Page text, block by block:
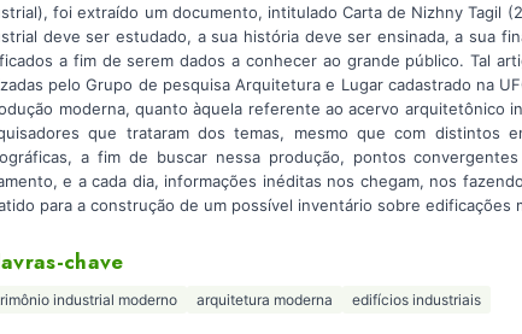
foi extraído um documento, intitulado Carta de Nizhny Tagil
deve ser estudado, a sua história deve ser ensinada, a sua
a fim de serem dados a conhecer ao grande público. Tal
pelo Grupo de pesquisa Arquitetura e Lugar cadastrado na
moderna, quanto àquela referente ao acervo arquitetônico
que trataram dos temas, mesmo que com distintos
a fim de buscar nessa produção, pontos
e a cada dia, informações inéditas nos chegam, nos
para a construção de um possível inventário sobre
chave
industrial moderno arquitetura moderna edifícios industriais